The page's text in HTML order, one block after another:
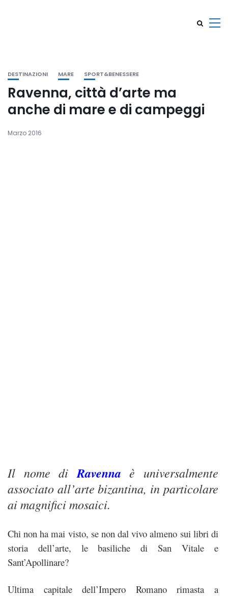
DESTINAZIONI MARE SPORT&BENESSERE
Ravenna, città d’arte ma
anche di mare e di campeggi
Marzo 2016
Il nome di Ravenna è universalmente
associato all’arte bizantina, in particolare
ai magnifici mosaici.
Chi non ha mai visto, se non dal vivo almeno sui libri di
storia dell’arte, le basiliche di San Vitale e
Sant’Apollinare?
Ultima capitale dell’Impero Romano rimasta a